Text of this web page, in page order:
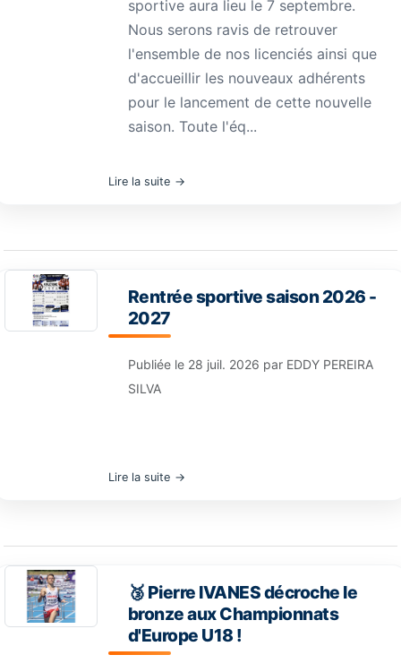
sportive aura lieu le 7 septembre.
Nous serons ravis de retrouver
l'ensemble de nos licenciés ainsi que
d'accueillir les nouveaux adhérents
pour le lancement de cette nouvelle
saison. Toute l'éq...
Lire la suite
Rentrée sportive saison 2026 -
2027
Publiée le 28 juil. 2026 par EDDY PEREIRA
SILVA
Lire la suite
🥉 Pierre IVANES décroche le
bronze aux Championnats
d'Europe U18 !